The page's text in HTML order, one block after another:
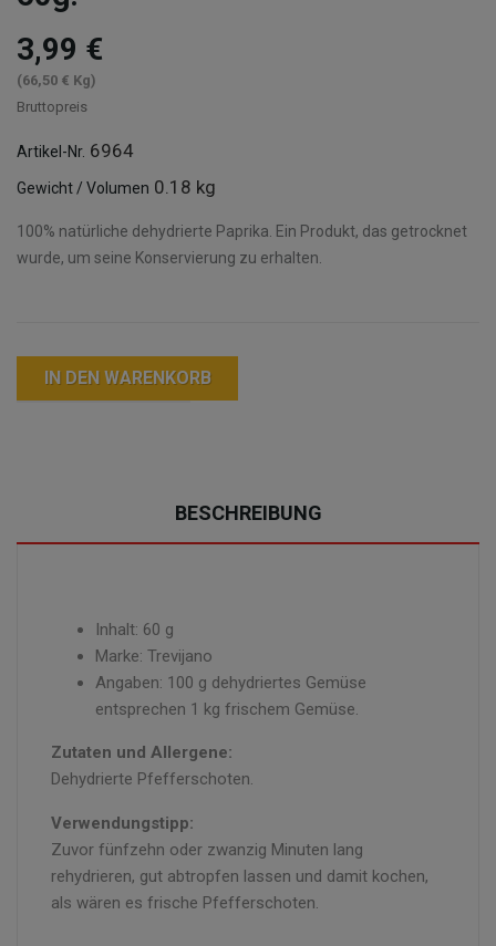
3,99 €
(66,50 € Kg)
Bruttopreis
Artikel-Nr. 6964
Gewicht / Volumen 0.18 kg
100% natürliche dehydrierte Paprika. Ein Produkt, das getrocknet
wurde, um seine Konservierung zu erhalten.
IN DEN WARENKORB
BESCHREIBUNG
Inhalt: 60 g
Marke: Trevijano
Angaben: 100 g dehydriertes Gemüse
entsprechen 1 kg frischem Gemüse.
Zutaten und Allergene:
Dehydrierte Pfefferschoten.
Verwendungstipp:
Zuvor fünfzehn oder zwanzig Minuten lang
rehydrieren, gut abtropfen lassen und damit kochen,
als wären es frische Pfefferschoten.